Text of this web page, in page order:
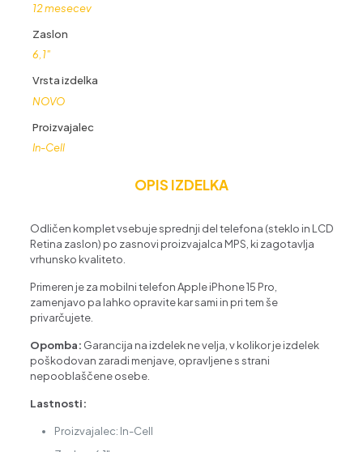
12 mesecev
Zaslon
6,1"
Vrsta izdelka
NOVO
Proizvajalec
In-Cell
OPIS IZDELKA
Odličen komplet vsebuje sprednji del telefona (steklo in LCD
Retina zaslon) po zasnovi proizvajalca MPS, ki zagotavlja
vrhunsko kvaliteto.
Primeren je za mobilni telefon Apple iPhone 15 Pro,
zamenjavo pa lahko opravite kar sami in pri tem še
privarčujete.
Opomba: Garancija na izdelek ne velja, v kolikor je izdelek
poškodovan zaradi menjave, opravljene s strani
nepooblaščene osebe.
Lastnosti:
Proizvajalec: In-Cell